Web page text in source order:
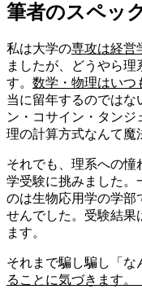
筆者のスペッ
私は大学の専攻は経営
ましたが、どうやら
す。 数学・物理はいつ
当に留年するのではな
ン・コサイン・タン
理の計算方式なんて魔
それでも、理系への憧
学受験に挑みました。
のは生物応用学の学部
せんでした。受験結果
ます。
それまで騙し騙し「な
ることに気づきます。